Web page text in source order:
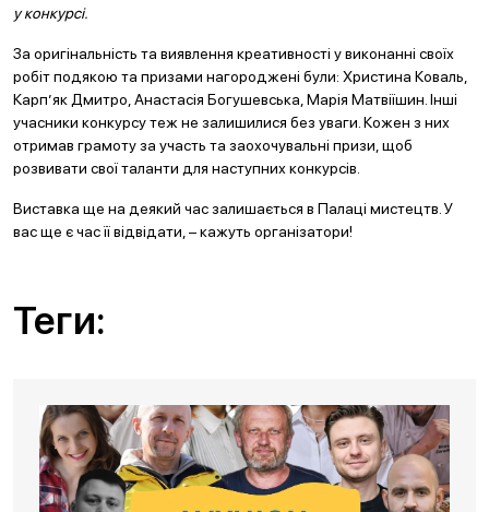
у конкурсі.
За оригінальність та виявлення креативності у виконанні своїх
робіт подякою та призами нагороджені були: Христина Коваль,
Карп’як Дмитро, Анастасія Богушевська, Марія Матвіїшин. Інші
учасники конкурсу теж не залишилися без уваги. Кожен з них
отримав грамоту за участь та заохочувальні призи, щоб
розвивати свої таланти для наступних конкурсів.
Виставка ще на деякий час залишається в Палаці мистецтв. У
вас ще є час її відвідати, – кажуть організатори!
Теги: